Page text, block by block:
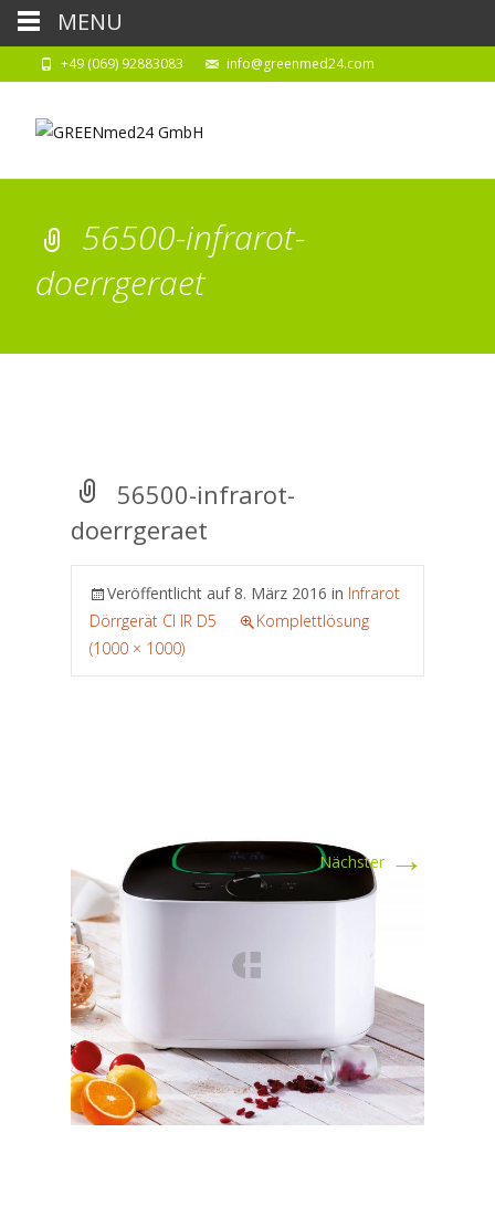
+49 (069) 92883083 info@greenmed24.com
56500-infrarot-
doerrgeraet
56500-infrarot-
doerrgeraet
Veröffentlicht auf 8. März 2016 in Infrarot
Dörrgerät CI IR D5
Komplettlösung
(1000 × 1000)
Nächster →
MENU